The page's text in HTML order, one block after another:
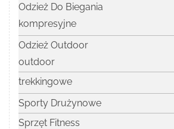
Odzież Do Biegania
kompresyjne
Odzież Outdoor
outdoor
trekkingowe
Sporty Drużynowe
Sprzęt Fitness